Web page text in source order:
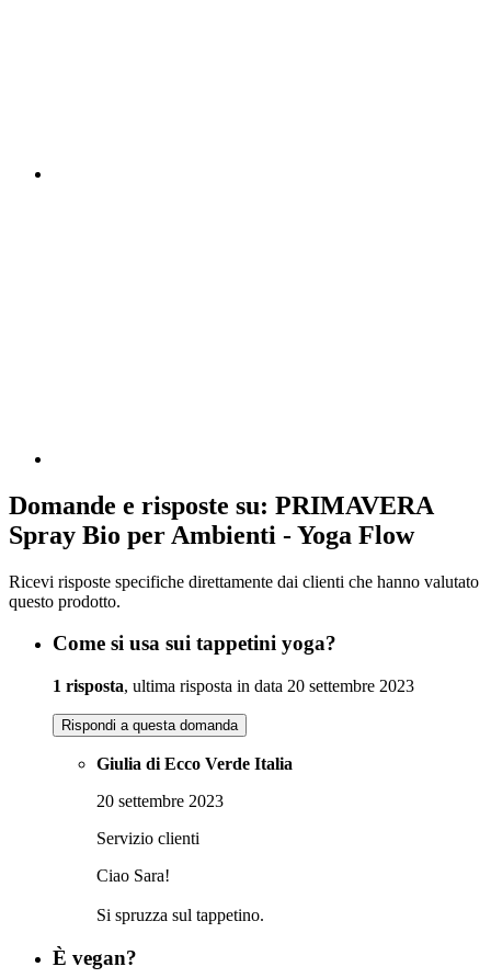
Domande e risposte su: PRIMAVERA
Spray Bio per Ambienti - Yoga Flow
Ricevi risposte specifiche direttamente dai clienti che hanno valutato
questo prodotto.
Come si usa sui tappetini yoga?
1 risposta, ultima risposta in data 20 settembre 2023
Rispondi a questa domanda
Giulia di Ecco Verde Italia
20 settembre 2023
Servizio clienti
Ciao Sara!
Si spruzza sul tappetino.
È vegan?